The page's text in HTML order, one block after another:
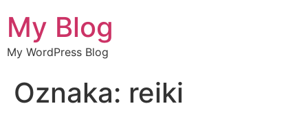
My Blog
My WordPress Blog
Oznaka: reiki